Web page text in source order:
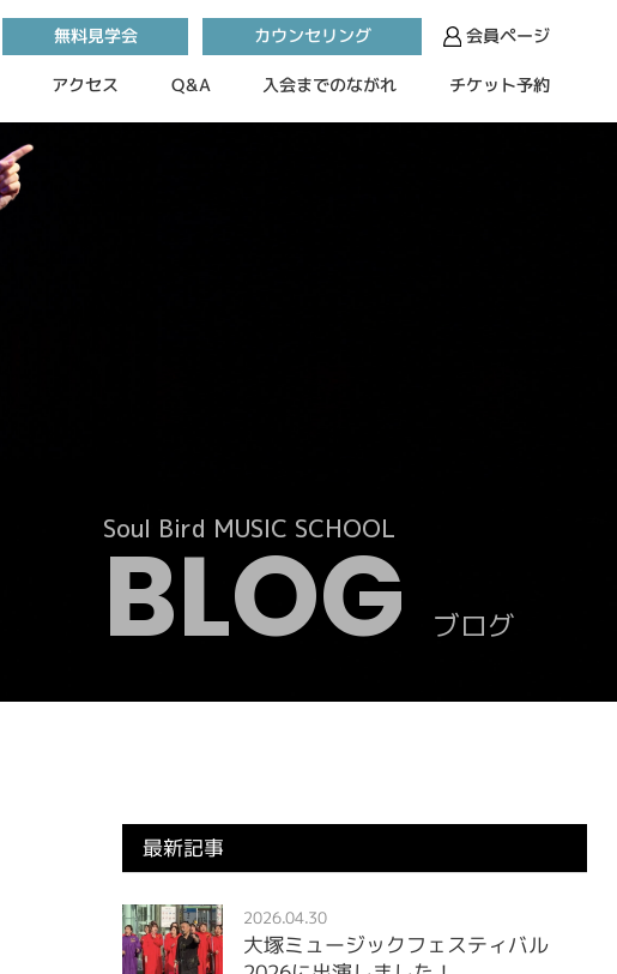
無料見学会 カウンセリング 会員ページ
アクセス Q&A 入会までのながれ チケット予約
Soul Bird MUSIC SCHOOL
BLOG ブログ
最新記事
2026.04.30
大塚ミュージックフェスティバル